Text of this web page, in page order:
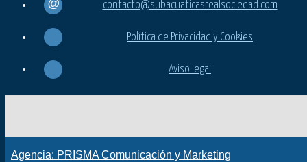
contacto@subacuaticasrealsociedad.com
Política de Privacidad y Cookies
Aviso legal
Agencia: PRISMA Comunicación y Marketing